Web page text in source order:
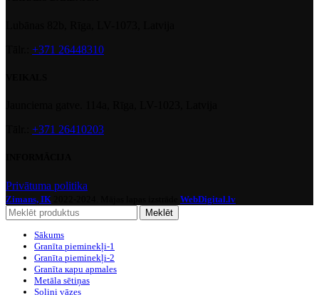
+371 26448310
+371 26410203
Privātuma politika
Zimans, IK WebDigital.lv
Meklēt
Sākums
Granīta pieminekļi-1
Granīta pieminekļi-2
Granīta кapu apmales
Metāla sētiņas
Soliņi vāzes